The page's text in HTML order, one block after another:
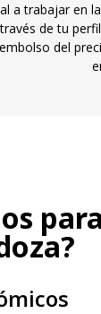
a trabajar en
través de tu
del